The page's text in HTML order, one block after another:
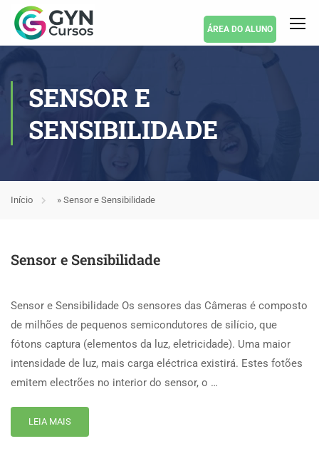
ÁREA DO ALUNO
SENSOR E
SENSIBILIDADE
Início » Sensor e Sensibilidade
Sensor e Sensibilidade
Sensor e Sensibilidade Os sensores das Câmeras é composto
de milhões de pequenos semicondutores de silício, que
fótons captura (elementos da luz, eletricidade). Uma maior
intensidade de luz, mais carga eléctrica existirá. Estes fotões
emitem electrões no interior do sensor, o …
LEIA MAIS